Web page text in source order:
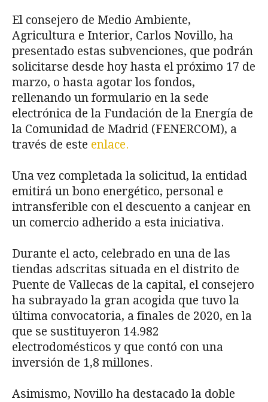
El consejero de Medio Ambiente,
Agricultura e Interior, Carlos Novillo, ha
presentado estas subvenciones, que podrán
solicitarse desde hoy hasta el próximo 17 de
marzo, o hasta agotar los fondos,
rellenando un formulario en la sede
electrónica de la Fundación de la Energía de
la Comunidad de Madrid (FENERCOM), a
través de este enlace.
Una vez completada la solicitud, la entidad
emitirá un bono energético, personal e
intransferible con el descuento a canjear en
un comercio adherido a esta iniciativa.
Durante el acto, celebrado en una de las
tiendas adscritas situada en el distrito de
Puente de Vallecas de la capital, el consejero
ha subrayado la gran acogida que tuvo la
última convocatoria, a finales de 2020, en la
que se sustituyeron 14.982
electrodomésticos y que contó con una
inversión de 1,8 millones.
Asimismo, Novillo ha destacado la doble